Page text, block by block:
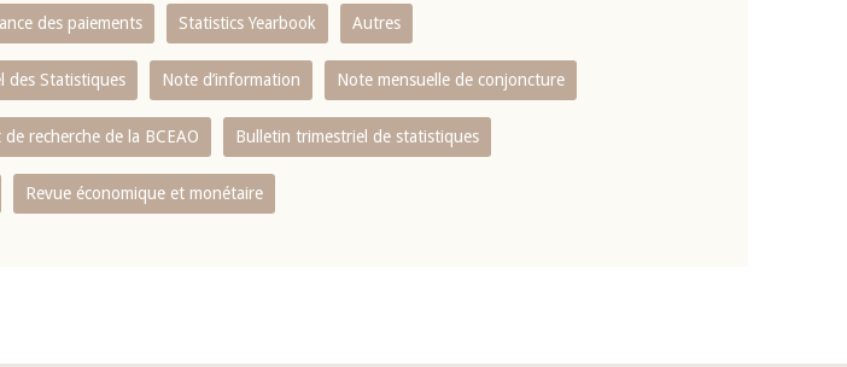
des paiements Statistics Yearbook Autres
des Statistiques Note d’information Note mensuelle de conjoncture
recherche de la BCEAO Bulletin trimestriel de statistiques
Revue économique et monétaire